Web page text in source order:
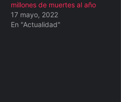
millones de muertes al año
17 mayo, 2022
En "Actualidad"